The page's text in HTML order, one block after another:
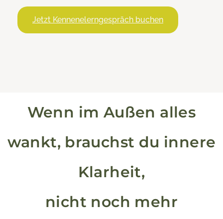
Jetzt Kennenelerngespräch buchen
Wenn im Außen alles
wankt, brauchst du innere
Klarheit,
nicht noch mehr